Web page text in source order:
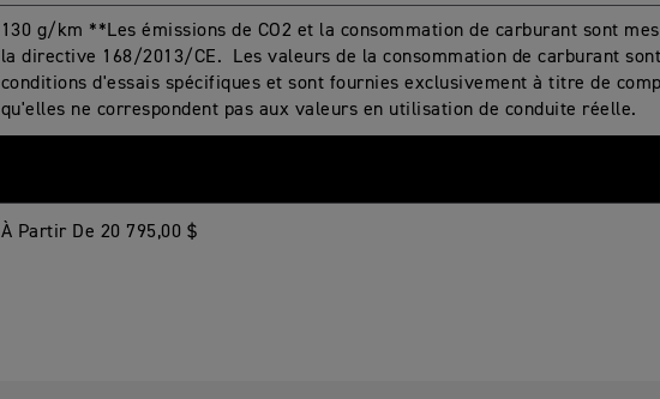
130 g/km **Les émissions de CO2 et la consommation de carburant sont
la directive 168/2013/CE. Les valeurs de la consommation de carburant
conditions d'essais spécifiques et sont fournies exclusivement à titre de
qu'elles ne correspondent pas aux valeurs en utilisation de conduite réelle.
À Partir De 20 795,00 $